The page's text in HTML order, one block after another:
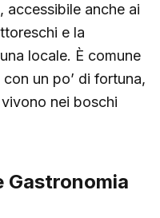
accessibile anche ai
e la
locale. È comune
un po’ di fortuna,
nei boschi
Gastronomia